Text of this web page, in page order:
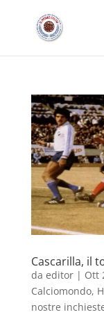
Cascarilla, il
da editor| Ott
Calciomondo,
nostre